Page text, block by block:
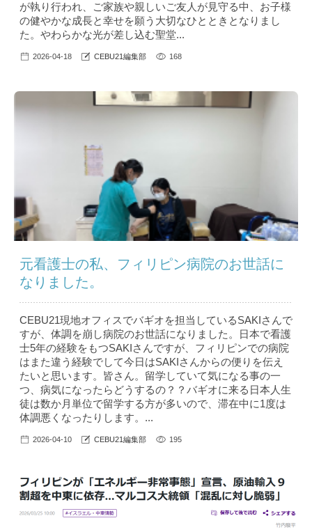
が執り行われ、ご家族や親しいご友人が見守る中、お子様
の健やかな成長と幸せを願う大切なひとときとなりまし
た。やわらかな光が差し込む聖堂...
2026-04-18 CEBU21編集部 168
元看護士の私、フィリピン病院のお世話に
なりました。
CEBU21現地オフィスでバギオを担当しているSAKIさんで
すが、体調を崩し病院のお世話になりました。日本で看護
士5年の経験をもつSAKIさんですが、フィリピンでの病院
はまた違う経験でして今日はSAKIさんからの便りを伝え
たいと思います。皆さん。留学していて気になる事の一
つ、病気になったらどうするの？？バギオに来る日本人生
徒は数か月単位で留学する方が多いので、滞在中に1度は
体調悪くなったりします。...
2026-04-10 CEBU21編集部 195